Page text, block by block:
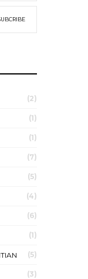
(2)
(1)
(1)
(7)
(5)
(4)
(6)
(1)
(5)
(3)